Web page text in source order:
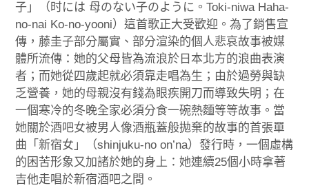
子」（时には 母のない子のように。Toki-niwa Haha-
no-nai Ko-no-yooni）這首歌正大受歡迎。為了銷售宣
傳，藤圭子部分屬實、部分渲染的個人悲哀故事被媒
體所流傳：她的父母皆為流浪於日本北方的浪曲表演
者；而她從四歲起就必須靠走唱為生；由於過勞與缺
乏營養，她的母親沒有錢為眼疾開刀而導致失明；在
一個寒冷的冬晚全家必須分食一碗熱麵等等故事。當
她關於酒吧女被男人像酒瓶蓋般拋棄的故事的首張單
曲「新宿女」（shinjuku-no on’na）發行時，一個虛構
的困苦形象又加諸於她的身上：她連續25個小時拿著
吉他走唱於新宿酒吧之間。